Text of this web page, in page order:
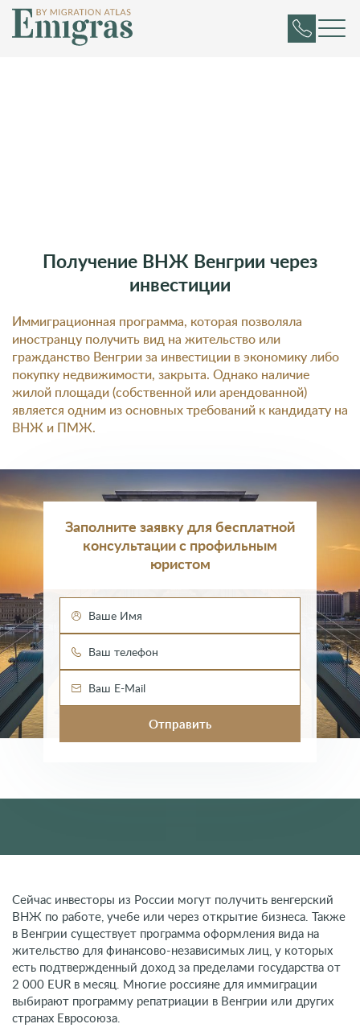
Получение ВНЖ Венгрии через
инвестиции
Иммиграционная программа, которая позволяла
иностранцу получить вид на жительство или
гражданство Венгрии за инвестиции в экономику либо
покупку недвижимости, закрыта. Однако наличие
жилой площади (собственной или арендованной)
является одним из основных требований к кандидату на
ВНЖ и ПМЖ.
Заполните заявку для бесплатной
консультации с профильным
юристом
Сейчас инвесторы из России могут получить венгерский
ВНЖ по работе, учебе или через открытие бизнеса. Также
в Венгрии существует программа оформления вида на
жительство для финансово-независимых лиц, у которых
есть подтвержденный доход за пределами государства от
2 000 EUR в месяц. Многие россияне для иммиграции
выбирают программу репатриации в Венгрии или других
странах Евросоюза.